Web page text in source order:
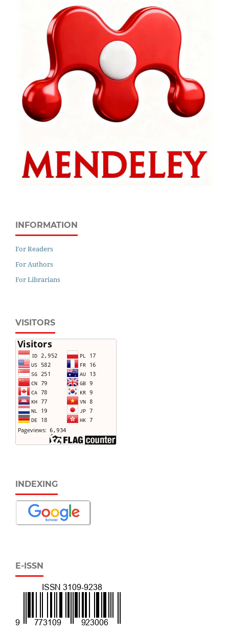
INFORMATION
For Readers
For Authors
For Librarians
VISITORS
INDEXING
E-ISSN